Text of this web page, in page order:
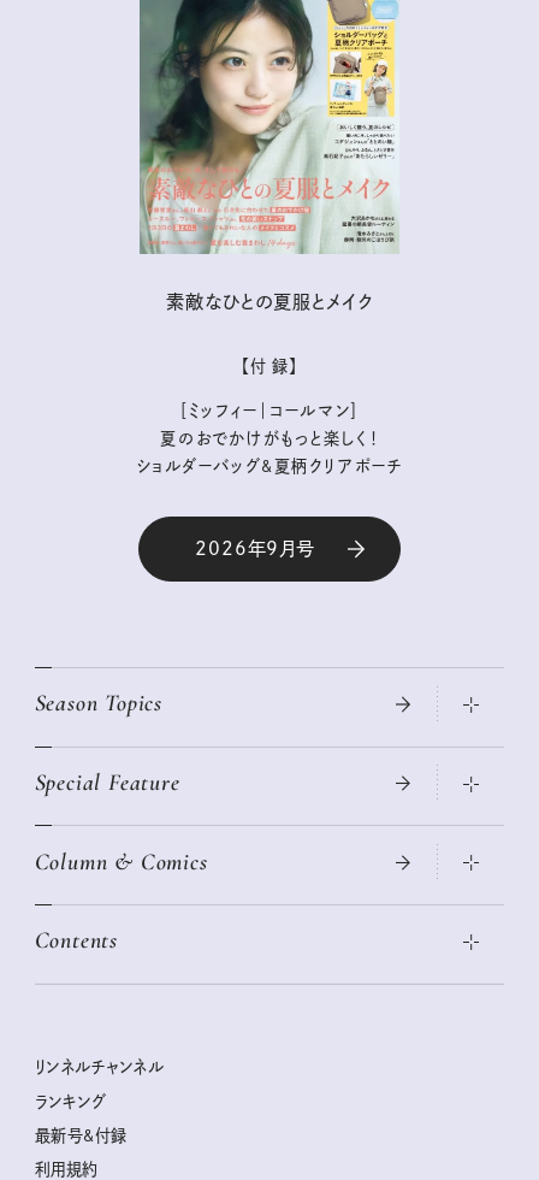
素敵なひとの夏服とメイク
【付 録】
［ミッフィー｜コールマン］
夏のおでかけがもっと楽しく！
ショルダーバッグ&夏柄クリアポーチ
2026年9月号
Season Topics
真夏のひんやりグッズ 2026
ニトリ・イケア・無印良品で賢くおしゃれなインテリア
絶品、お餅レシピ大集合！
クラフトビール案内
母の日に贈りたい、お花モチーフのアイテム
Special Feature
2026年春夏 トレンドファッションニュース
女子旅おすすめスポット 暮らすように心地いいリンネル旅ガイ
リンネル 暮らしの道具大賞
ナチュラルメイクレッスン
喜ばれる贈り物手帖
Column & Comics
ぐれいさん
空想喫茶トラノコクさんのあの店この店、喫茶訪問日記
圷みほさんのゆるっと週末キャンプ通信
Contents
リンネル暮らし部
リンネルチャンネル
おぱんつ君のわくわく楽しい一週間占い
毎日が心地よくなるリンネルタロット
リンネルチャンネル
ランキング
最新号&付録
利用規約